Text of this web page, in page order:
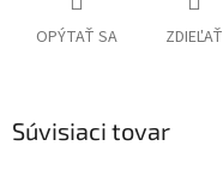
OPÝTAŤ SA ZDIEĽAŤ
Súvisiaci tovar